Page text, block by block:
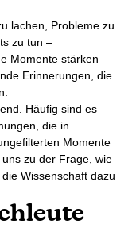
lachen, Probleme zu
zu tun –
Momente stärken
Erinnerungen, die
Häufig sind es
die in
Momente
zu der Frage, wie
Wissenschaft dazu